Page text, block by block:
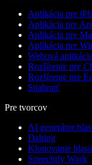
Aplikácia pre
Aplikácia pre
Aplikácia pre
Aplikácia pre
Webová aplikácia
Rozšírenie pre
Rozšírenie pre
Stiahnuť
Pre tvorcov
AI generátor
Dabing
Klonovanie hlasu
Speechify Work